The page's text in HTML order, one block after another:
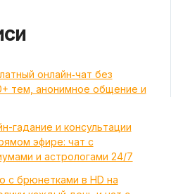
онлайн‑чат без
тем, анонимное общение и
гадание и консультации
эфире: чат с
и астрологами 24/7
с брюнетками в HD на